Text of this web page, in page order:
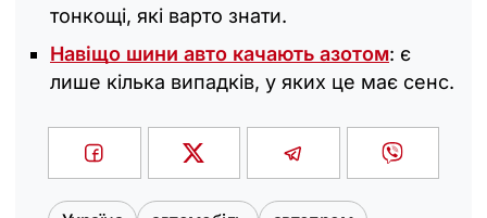
тонкощі, які варто знати.
Навіщо шини авто качають азотом: є
лише кілька випадків, у яких це має сенс.